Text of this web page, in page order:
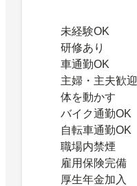
未経験OK
研修あり
車通勤OK
主婦・主夫歓迎
体を動かす
バイク通勤OK
自転車通勤OK
職場内禁煙
雇用保険完備
厚生年金加入